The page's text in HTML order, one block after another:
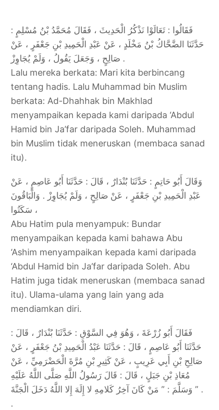
فَقَالُوا : تَعَالَوْا نَذْكُرُ الْحَدِيثَ ، فَقَالَ مُحَمَّدُ بْنُ مُسْلِمٍ :
حَدَّثَنَا الضَّحَّاكُ بْنُ مَخْلَدٍ ، عَنْ عَبْدِ الْحَمِيدِ بْنِ جَعْفَرٍ ، عَنْ
صَالِحٍ ، وَجَعَلَ يَقُولُ ، وَلَمْ يُجَاوِزْ .
Lalu mereka berkata: Mari kita berbincang
tentang hadis. Lalu Muhammad bin Muslim
berkata: Ad-Dhahhak bin Makhlad
menyampaikan kepada kami daripada ‘Abdul
Hamid bin Ja’far daripada Soleh. Muhammad
bin Muslim tidak meneruskan (membaca sanad
itu).
وَقَالَ أَبُو حَاتِمٍ : حَدَّثَنَا بُنْدَارٌ ، قَالَ : حَدَّثَنَا أَبُو عَاصِمٍ ، عَنْ
عَبْدِ الْحَمِيدِ بْنِ جَعْفَرٍ ، عَنْ صَالِحٍ ، وَلَمْ يُجَاوِزْ . وَالْبَاقُونَ
سَكَتُوا ،
Abu Hatim pula menyampuk: Bundar
menyampaikan kepada kami bahawa Abu
‘Ashim menyampaikan kepada kami daripada
‘Abdul Hamid bin Ja’far daripada Soleh. Abu
Hatim juga tidak meneruskan (membaca sanad
itu). Ulama-ulama yang lain yang ada
mendiamkan diri.
فَقَالَ أَبُو زُرْعَةَ ، وَهُوَ فِي السَّوْقِ : حَدَّثَنَا بُنْدَارٌ ، قَالَ :
حَدَّثَنَا أَبُو عَاصِمٍ ، قَالَ : حَدَّثَنَا عَبْدُ الْحَمِيدِ بْنُ جَعْفَرٍ ، عَنْ
صَالِحِ بْنِ أَبِي عَرِيبٍ ، عَنْ كَثِيرِ بْنِ مُرَّةَ الْحَضْرَمِيِّ ، عَنْ
مُعَاذِ بْنِ جَبَلٍ ، قَالَ : قَالَ رَسُولُ اللَّهِ صَلَّى اللَّهُ عَلَيْهِ
وَسَلَّمَ : ” مَنْ كَانَ آخِرُ كَلامِهِ لا إِلَهَ إِلا اللَّهُ دَخَلَ الْجَنَّةَ ” .
.